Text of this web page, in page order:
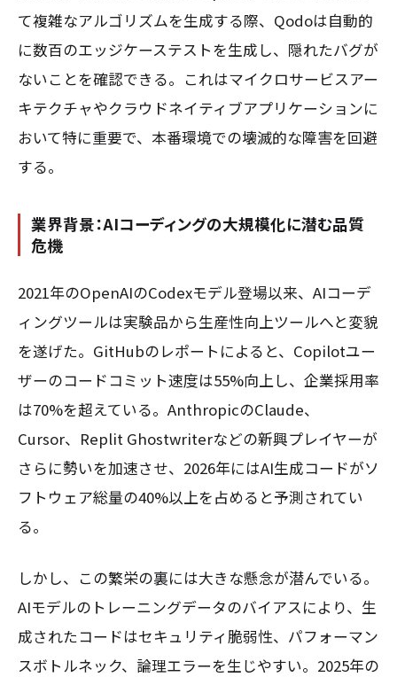
て複雑なアルゴリズムを生成する際、Qodoは自動的
に数百のエッジケーステストを生成し、隠れたバグが
ないことを確認できる。これはマイクロサービスアー
キテクチャやクラウドネイティブアプリケーションに
おいて特に重要で、本番環境での壊滅的な障害を回避
する。
業界背景：AIコーディングの大規模化に潜む品質
危機
2021年のOpenAIのCodexモデル登場以来、AIコーデ
ィングツールは実験品から生産性向上ツールへと変貌
を遂げた。GitHubのレポートによると、Copilotユー
ザーのコードコミット速度は55%向上し、企業採用率
は70%を超えている。AnthropicのClaude、
Cursor、Replit Ghostwriterなどの新興プレイヤーが
さらに勢いを加速させ、2026年にはAI生成コードがソ
フトウェア総量の40%以上を占めると予測されてい
る。
しかし、この繁栄の裏には大きな懸念が潜んでいる。
AIモデルのトレーニングデータのバイアスにより、生
成されたコードはセキュリティ脆弱性、パフォーマン
スボトルネック、論理エラーを生じやすい。2025年の